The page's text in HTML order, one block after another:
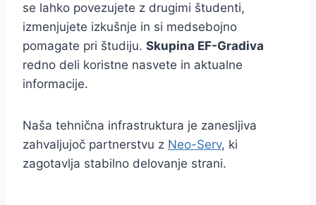
se lahko povezujete z drugimi študenti,
izmenjujete izkušnje in si medsebojno
pomagate pri študiju. Skupina EF-Gradiva
redno deli koristne nasvete in aktualne
informacije.
Naša tehnična infrastruktura je zanesljiva
zahvaljujoč partnerstvu z Neo-Serv, ki
zagotavlja stabilno delovanje strani.